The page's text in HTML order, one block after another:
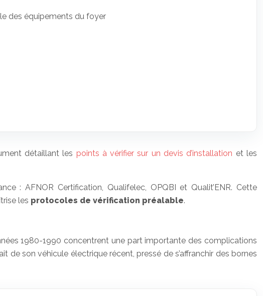
des équipements du foyer
détaillant les points à vérifier sur un devis d’installation et les
: AFNOR Certification, Qualifelec, OPQBI et Qualit’ENR. Cette
les protocoles de vérification préalable.
1980-1990 concentrent une part importante des complications
son véhicule électrique récent, pressé de s’affranchir des bornes